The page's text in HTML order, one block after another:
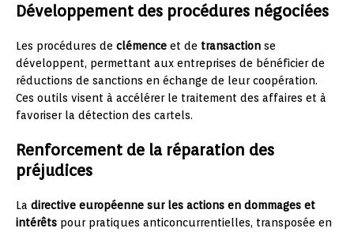
Développement des procédures négociées
Les procédures de clémence et de transaction se
développent, permettant aux entreprises de bénéficier de
réductions de sanctions en échange de leur coopération.
Ces outils visent à accélérer le traitement des affaires et à
favoriser la détection des cartels.
Renforcement de la réparation des
préjudices
La directive européenne sur les actions en dommages et
intérêts pour pratiques anticoncurrentielles, transposée en